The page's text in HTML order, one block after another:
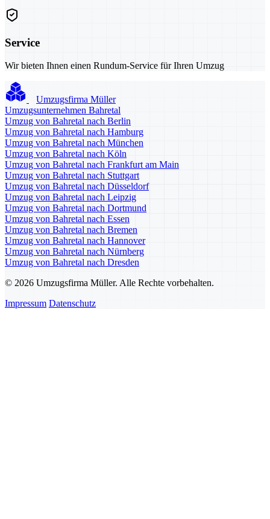
Service
Wir bieten Ihnen einen Rundum-Service für Ihren Umzug
Umzugsfirma Müller
Umzugsunternehmen Bahretal
Umzug von Bahretal nach Berlin
Umzug von Bahretal nach Hamburg
Umzug von Bahretal nach München
Umzug von Bahretal nach Köln
Umzug von Bahretal nach Frankfurt am Main
Umzug von Bahretal nach Stuttgart
Umzug von Bahretal nach Düsseldorf
Umzug von Bahretal nach Leipzig
Umzug von Bahretal nach Dortmund
Umzug von Bahretal nach Essen
Umzug von Bahretal nach Bremen
Umzug von Bahretal nach Hannover
Umzug von Bahretal nach Nürnberg
Umzug von Bahretal nach Dresden
© 2026 Umzugsfirma Müller. Alle Rechte vorbehalten.
Impressum Datenschutz